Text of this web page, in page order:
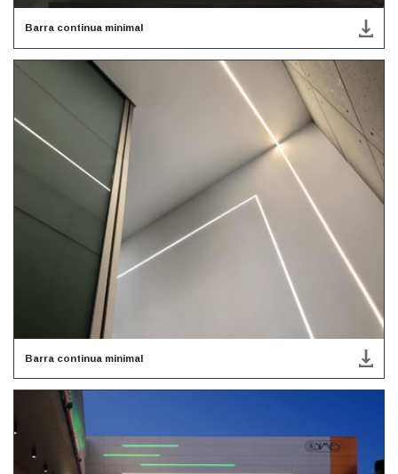
Barra continua minimal
Barra continua minimal